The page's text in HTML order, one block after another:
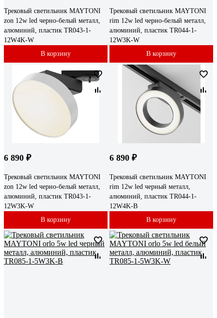
Трековый светильник MAYTONI
zon 12w led черно-белый металл,
алюминий, пластик TR043-1-
12W4K-W
В корзину
Трековый светильник MAYTONI
rim 12w led черно-белый металл,
алюминий, пластик TR044-1-
12W3K-W
В корзину
6 890 ₽
Трековый светильник MAYTONI
zon 12w led черно-белый металл,
алюминий, пластик TR043-1-
12W3K-W
В корзину
6 890 ₽
Трековый светильник MAYTONI
rim 12w led черный металл,
алюминий, пластик TR044-1-
12W4K-B
В корзину